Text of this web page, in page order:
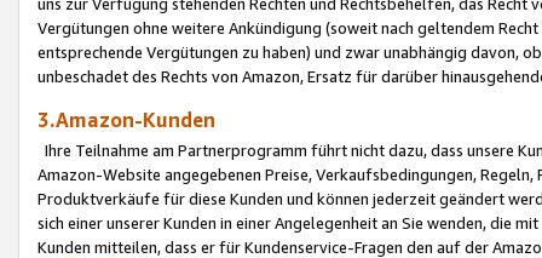
Vergütungen ohne weitere Ankündigung (soweit nach geltendem
entsprechende Vergütungen zu haben) und zwar unabhängig davon,
unbeschadet des Rechts von Amazon, Ersatz für darüber
3.Amazon-Kunden
Ihre Teilnahme am Partnerprogramm führt nicht dazu, dass unsere
Amazon-Website angegebenen Preise, Verkaufsbedingungen,
Produktverkäufe für diese Kunden und können jederzeit geändert
sich einer unserer Kunden in einer Angelegenheit an Sie wenden, die
Kunden mitteilen, dass er für Kundenservice-Fragen den auf der